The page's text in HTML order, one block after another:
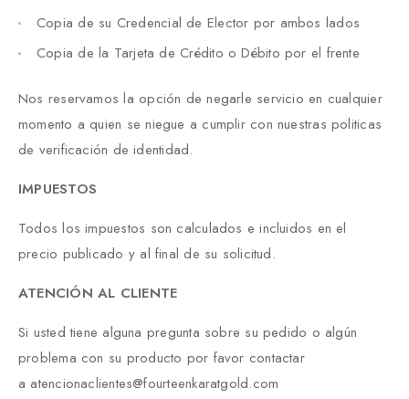
Copia de su Credencial de Elector por ambos lados
Copia de la Tarjeta de Crédito o Débito por el frente
Nos reservamos la opción de negarle servicio en cualquier
momento a quien se niegue a cumplir con nuestras politicas
de verificación de identidad.
IMPUESTOS
Todos los impuestos son calculados e incluidos en el
precio publicado y al final de su solicitud.
ATENCIÓN AL CLIENTE
Si usted tiene alguna pregunta sobre su pedido o algún
problema con su producto por favor contactar
a atencionaclientes@fourteenkaratgold.com